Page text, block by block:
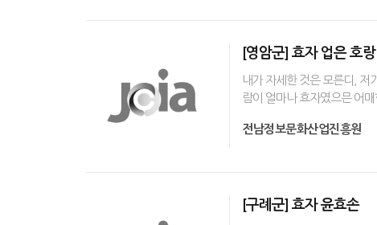
[영암군] 효자 업은 호랑
내가 자세한 것은 모른디, 저
람이 얼마나 효자였으믄 어
전남정보문화산업진흥원
[구례군] 효자 윤효손